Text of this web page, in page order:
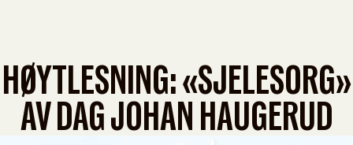
HØYTLESNING: «SJELESORG»
AV DAG JOHAN HAUGERUD